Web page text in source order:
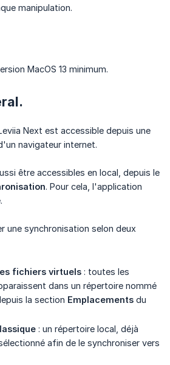
manipulation.
MacOS 13 minimum.
Next est accessible depuis une
navigateur internet.
être accessibles en local, depuis le
. Pour cela, l'application
une synchronisation selon deux
fichiers virtuels : toutes les
dans un répertoire nommé
la section Emplacements du
: un répertoire local, déjà
afin de le synchroniser vers